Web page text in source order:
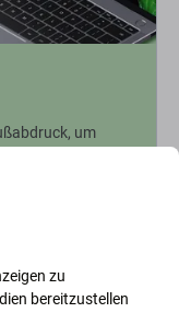
um
zu
bereitzustellen